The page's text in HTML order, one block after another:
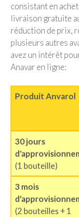
consistant en
livraison gratuite
réduction de prix,
plusieurs autres
avez un intérêt
Anavar en ligne:
Produit Anvarol
30 jours
(1 bouteille)
3 mois
(2 bouteilles + 1